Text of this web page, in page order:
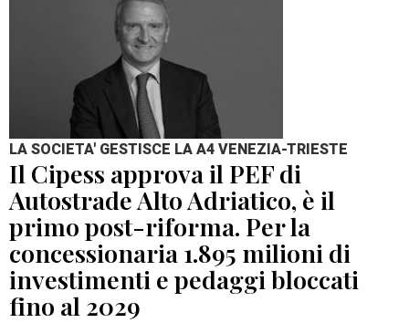
LA SOCIETA' GESTISCE LA A4 VENEZIA-TRIESTE
Il Cipess approva il PEF di
Autostrade Alto Adriatico, è il
primo post-riforma. Per la
concessionaria 1.895 milioni di
investimenti e pedaggi bloccati
fino al 2029